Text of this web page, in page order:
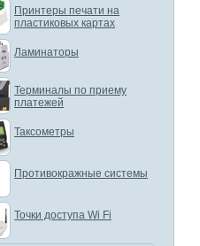
Принтеры печати на
пластиковых картах
Ламинаторы
Терминалы по приему
платежей
Таксометры
Противокражные системы
Точки доступа Wi Fi